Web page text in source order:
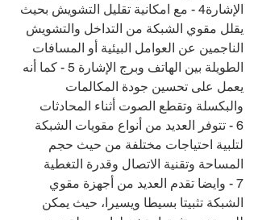
الإشارة4 - مع امكانية تقليل التشويش بحيث
يقلل مقوي الشبكة من التداخل والتشويش
الناجمين عن العوامل البيئية أو المسافات
الطويلة بين الهاتف وبرج الإشارة 5 - كما أنه
يعمل على تحسين جودة المكالمات
والبكسلة وتقطع الصوت أثناء المحادثات
6 - تتوفر العديد من أنواع مقويات الشبكة
لتلبية احتياجات مختلفة من حيث حجم
المساحة وتقنية الاتصال وقدرة التغطية
7 - وايضا تقدم العديد من أجهزة مقوي
الشبكة تثبيتا بسيطا ويسيرا، حيث يمكن